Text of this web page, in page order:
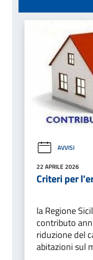
AVVISI
22 APRILE 2026
Criteri per
la Regione
contributo
riduzione del
abitazioni sul